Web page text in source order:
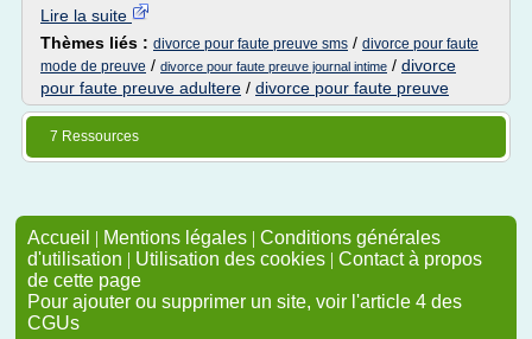
Lire la suite
Thèmes liés : divorce pour faute preuve sms / divorce pour faute
mode de preuve / divorce pour faute preuve journal intime / divorce
pour faute preuve adultere / divorce pour faute preuve
7 Ressources
Accueil | Mentions légales | Conditions générales
d'utilisation | Utilisation des cookies | Contact à propos
de cette page
Pour ajouter ou supprimer un site, voir l'article 4 des
CGUs